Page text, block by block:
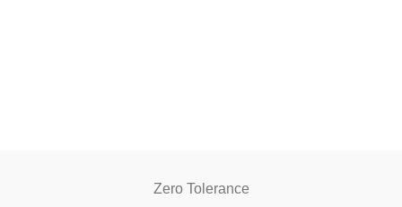
Zero Tolerance